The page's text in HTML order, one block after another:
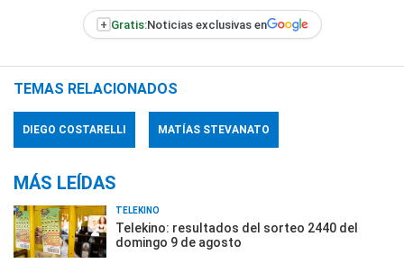
+ Gratis:Noticias exclusivas en
TEMAS RELACIONADOS
DIEGO COSTARELLI MATÍAS STEVANATO
MÁS LEÍDAS
TELEKINO
Telekino: resultados del sorteo 2440 del
domingo 9 de agosto